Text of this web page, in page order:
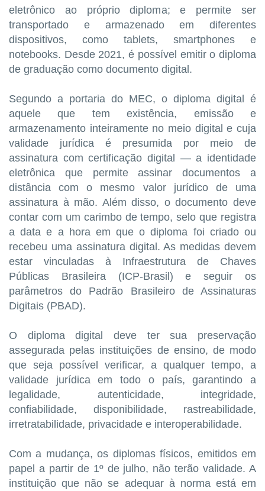
eletrônico ao próprio diploma; e permite ser
transportado e armazenado em diferentes
dispositivos, como tablets, smartphones e
notebooks. Desde 2021, é possível emitir o diploma
de graduação como documento digital.
Segundo a portaria do MEC, o diploma digital é
aquele que tem existência, emissão e
armazenamento inteiramente no meio digital e cuja
validade jurídica é presumida por meio de
assinatura com certificação digital — a identidade
eletrônica que permite assinar documentos a
distância com o mesmo valor jurídico de uma
assinatura à mão. Além disso, o documento deve
contar com um carimbo de tempo, selo que registra
a data e a hora em que o diploma foi criado ou
recebeu uma assinatura digital. As medidas devem
estar vinculadas à Infraestrutura de Chaves
Públicas Brasileira (ICP-Brasil) e seguir os
parâmetros do Padrão Brasileiro de Assinaturas
Digitais (PBAD).
O diploma digital deve ter sua preservação
assegurada pelas instituições de ensino, de modo
que seja possível verificar, a qualquer tempo, a
validade jurídica em todo o país, garantindo a
legalidade, autenticidade, integridade,
confiabilidade, disponibilidade, rastreabilidade,
irretratabilidade, privacidade e interoperabilidade.
Com a mudança, os diplomas físicos, emitidos em
papel a partir de 1º de julho, não terão validade. A
instituição que não se adequar à norma está em